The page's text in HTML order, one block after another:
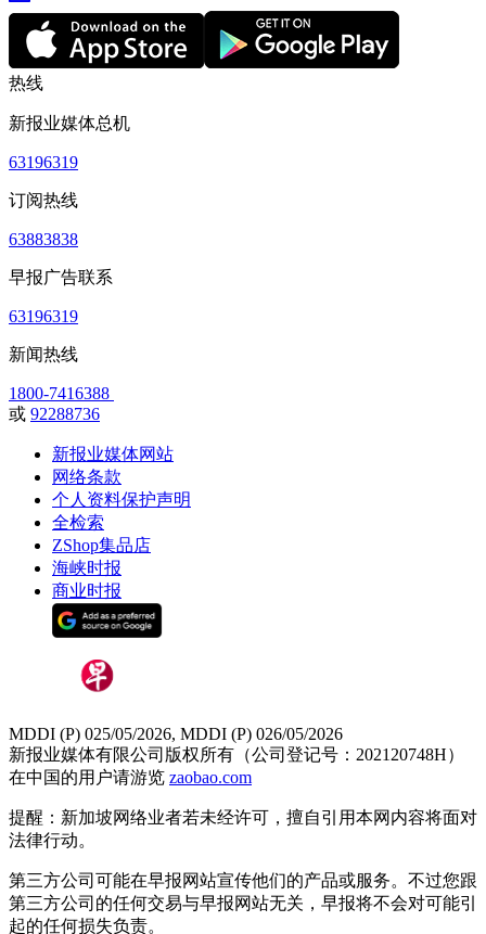
热线
新报业媒体总机
63196319
订阅热线
63883838
早报广告联系
63196319
新闻热线
1800-7416388
或 92288736
新报业媒体网站
网络条款
个人资料保护声明
全检索
ZShop集品店
海峡时报
商业时报
MDDI (P) 025/05/2026, MDDI (P) 026/05/2026
新报业媒体有限公司版权所有（公司登记号：202120748H）
在中国的用户请游览 zaobao.com
提醒：新加坡网络业者若未经许可，擅自引用本网内容将面对
法律行动。
第三方公司可能在早报网站宣传他们的产品或服务。不过您跟
第三方公司的任何交易与早报网站无关，早报将不会对可能引
起的任何损失负责。